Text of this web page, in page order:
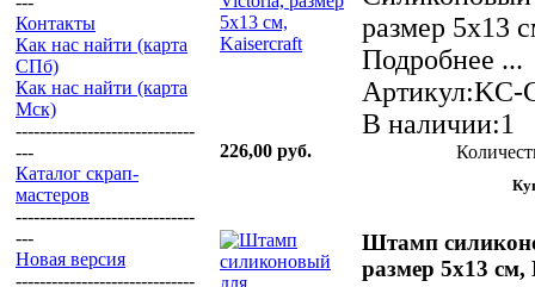
Контакты
Как нас найти (карта
СПб)
Как нас найти (карта
Мск)
------------------------------
---
Каталог скрап-
мастеров
------------------------------
---
Новая версия
------------------------------
размер 5х13
Подробнее ...
Артикул:KC-
В наличии:1
226,00 руб.
Штамп
размер 5х13 см,